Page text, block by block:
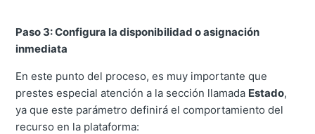
Paso 3: Configura la disponibilidad o asignación
inmediata
En este punto del proceso, es muy importante que
prestes especial atención a la sección llamada Estado,
ya que este parámetro definirá el comportamiento del
recurso en la plataforma: